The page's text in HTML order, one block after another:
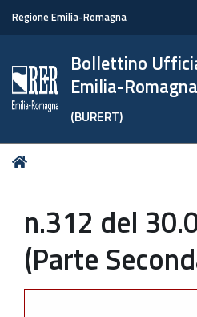
Regione Emilia-Romagna
Bollettino
Emilia-Romagna
(BURERT)
Tu
n.312 del
(Parte